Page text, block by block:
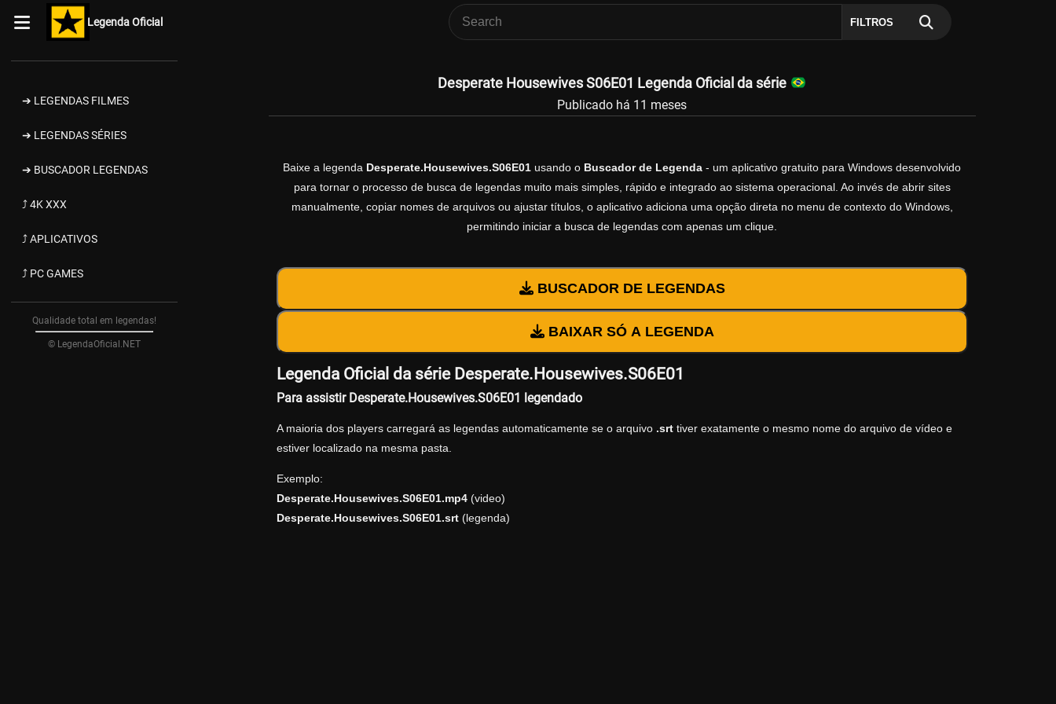
Legenda Oficial FILTROS
➔ LEGENDAS FILMES
➔ LEGENDAS SÉRIES
➔ BUSCADOR LEGENDAS
⤴ 4K XXX
⤴ APLICATIVOS
⤴ PC GAMES
Qualidade total em legendas!
© LegendaOficial.NET
Desperate Housewives S06E01 Legenda Oficial da série
Publicado há 11 meses
Baixe a legenda Desperate.Housewives.S06E01 usando o Buscador de Legenda - um aplicativo gratuito para Windows desenvolvido
para tornar o processo de busca de legendas muito mais simples, rápido e integrado ao sistema operacional. Ao invés de abrir sites
manualmente, copiar nomes de arquivos ou ajustar títulos, o aplicativo adiciona uma opção direta no menu de contexto do Windows,
permitindo iniciar a busca de legendas com apenas um clique.
BUSCADOR DE LEGENDAS
BAIXAR SÓ A LEGENDA
Legenda Oficial da série Desperate.Housewives.S06E01
Para assistir Desperate.Housewives.S06E01 legendado
A maioria dos players carregará as legendas automaticamente se o arquivo .srttiver exatamente o mesmo nome do arquivo de vídeo e
estiver localizado na mesma pasta.
Exemplo:
Desperate.Housewives.S06E01.mp4(video)
Desperate.Housewives.S06E01.srt(legenda)